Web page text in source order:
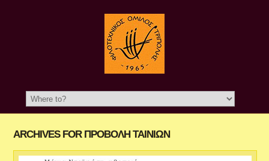
ARCHIVES FOR ΠΡΟΒΟΛΉ ΤΑΙΝΙΏΝ